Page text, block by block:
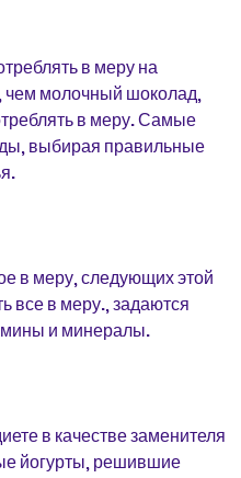
в меру на
чем молочный шоколад,
в меру. Самые
выбирая правильные
в меру, следующих этой
все в меру., задаются
и минералы.
в качестве заменителя
йогурты, решившие